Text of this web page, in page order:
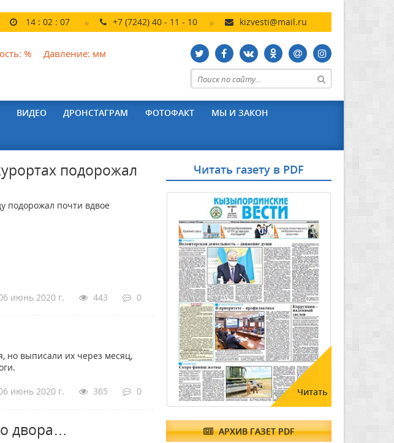
14 : 02 : 08 +7 (7242) 40 - 11 - 10 kizvesti@mail.ru
% Давление: мм
ВИДЕО ДРОНСТАГРАМ ФОТОФАКТ МЫ И ЗАКОН
подорожал
подорожал почти вдвое
июнь 2020 г. 443 0
но выписали их через месяц,
июнь 2020 г. 365 0
двора…
Читать газету в PDF
Читать
АРХИВ ГАЗЕТ PDF